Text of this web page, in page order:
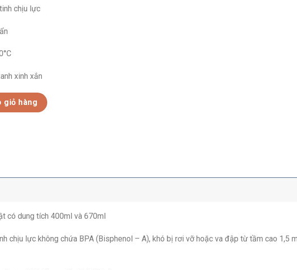
chịu lực
xinh xắn
670ML THỦY TINH CƯỜNG LỰC KÈM TÚI GIỮ NHIỆT-LUNCH40-67K số lượng
giỏ hàng
có dung tích 400ml và 670ml
chịu lực không chứa BPA (Bisphenol – A), khó bị rơi vỡ hoặc va đập từ tầm cao 1,5